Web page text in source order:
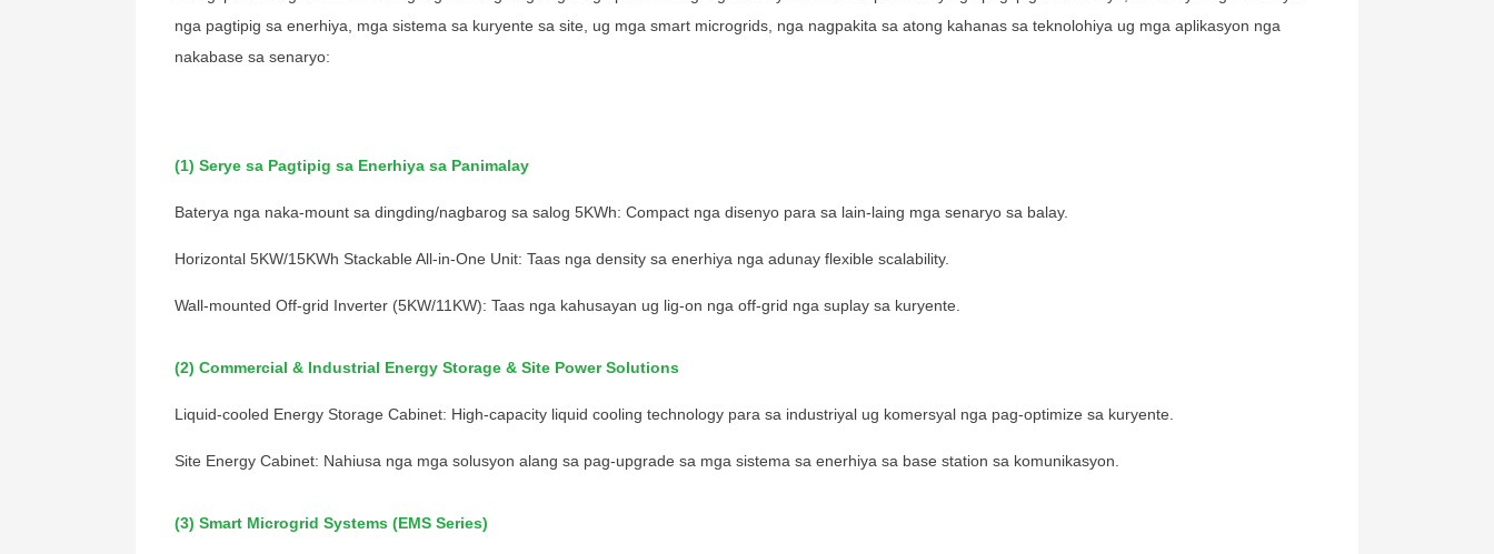
nga pagtipig sa enerhiya, mga sistema sa kuryente sa site, ug mga smart microgrids, nga nagpakita sa atong kahanas sa teknolohiya ug mga aplikasyon nga
nakabase sa senaryo:
(1) Serye sa Pagtipig sa Enerhiya sa Panimalay
Baterya nga naka-mount sa dingding/nagbarog sa salog 5KWh: Compact nga disenyo para sa lain-laing mga senaryo sa balay.
Horizontal 5KW/15KWh Stackable All-in-One Unit: Taas nga density sa enerhiya nga adunay flexible scalability.
Wall-mounted Off-grid Inverter (5KW/11KW): Taas nga kahusayan ug lig-on nga off-grid nga suplay sa kuryente.
(2) Commercial & Industrial Energy Storage & Site Power Solutions
Liquid-cooled Energy Storage Cabinet: High-capacity liquid cooling technology para sa industriyal ug komersyal nga pag-optimize sa kuryente.
Site Energy Cabinet: Nahiusa nga mga solusyon alang sa pag-upgrade sa mga sistema sa enerhiya sa base station sa komunikasyon.
(3) Smart Microgrid Systems (EMS Series)